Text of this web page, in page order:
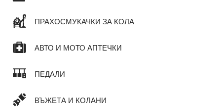
ПРАХОСМУКАЧКИ ЗА КОЛА
АВТО И МОТО АПТЕЧКИ
ПЕДАЛИ
ВЪЖЕТА И КОЛАНИ